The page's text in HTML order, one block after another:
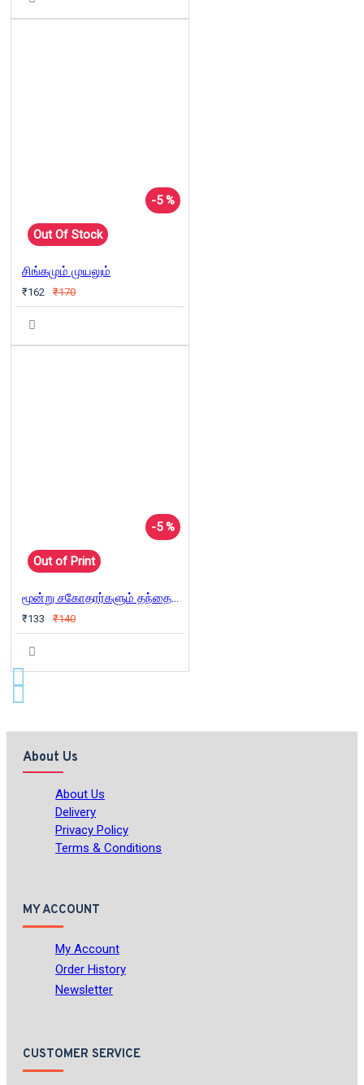
-5 %
Out Of Stock
சிங்கமும் முயலும்
₹162 ₹170
-5 %
Out of Print
மூன்று சகோதரர்களும் தந்தையின் புதையலும்
₹133 ₹140
About Us
About Us
Delivery
Privacy Policy
Terms & Conditions
MY ACCOUNT
My Account
Order History
Newsletter
CUSTOMER SERVICE